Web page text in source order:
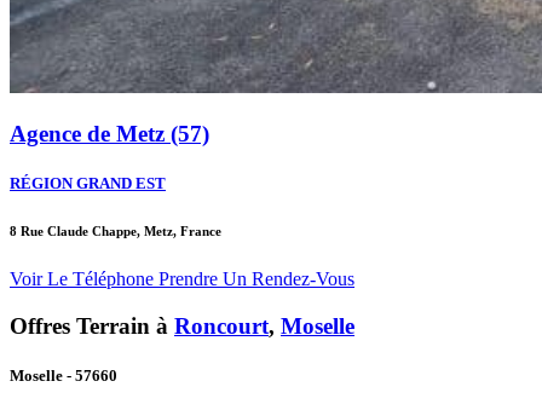
Agence de Metz (57)
RÉGION GRAND EST
8 Rue Claude Chappe, Metz, France
Voir Le Téléphone Prendre Un Rendez-Vous
Offres Terrain à Roncourt, Moselle
Moselle - 57660